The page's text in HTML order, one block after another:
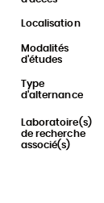
Localisation
Modalités
d'études
Type
d'alternance
Laboratoire(s)
de recherche
associé(s)